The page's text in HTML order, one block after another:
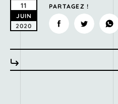
11
JUIN
2020
PARTAGEZ !